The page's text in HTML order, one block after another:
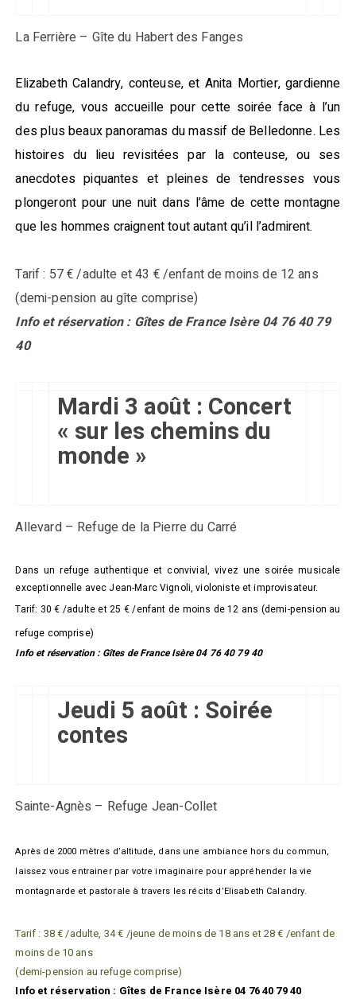
La Ferrière – Gîte du Habert des Fanges
Elizabeth Calandry, conteuse, et Anita Mortier, gardienne
du refuge, vous accueille pour cette soirée face à l’un
des plus beaux panoramas du massif de Belledonne. Les
histoires du lieu revisitées par la conteuse, ou ses
anecdotes piquantes et pleines de tendresses vous
plongeront pour une nuit dans l’âme de cette montagne
que les hommes craignent tout autant qu’il l’admirent.
Tarif : 57 € /adulte et 43 € /enfant de moins de 12 ans
(demi-pension au gîte comprise)
Info et réservation : Gîtes de France Isère 04 76 40 79
40
Mardi 3 août : Concert
« sur les chemins du
monde »
Allevard – Refuge de la Pierre du Carré
Dans un refuge authentique et convivial, vivez une soirée musicale
exceptionnelle avec Jean-Marc Vignoli, violoniste et improvisateur.
Tarif: 30 € /adulte et 25 € /enfant de moins de 12 ans (demi-pension au
refuge comprise)
Info et réservation : Gîtes de France Isère 04 76 40 79 40
Jeudi 5 août : Soirée
contes
Sainte-Agnès – Refuge Jean-Collet
Après de 2000 mètres d’altitude, dans une ambiance hors du commun,
laissez vous entrainer par votre imaginaire pour appréhender la vie
montagnarde et pastorale à travers les récits d’Elisabeth Calandry.
Tarif : 38 € /adulte, 34 € /jeune de moins de 18 ans et 28 € /enfant de
moins de 10 ans
(demi-pension au refuge comprise)
Info et réservation : Gîtes de France Isère 04 76 40 79 40